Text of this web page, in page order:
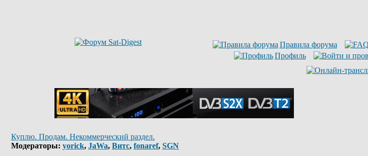
Правила форума
Профиль
Куплю. Продам. Некоммерческий раздел.
Модераторы: yorick, JaWa, Витс, fonaref, SGN